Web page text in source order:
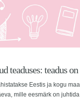
teaduses: teadus
Eestis ja kogu
mille eesmärk on